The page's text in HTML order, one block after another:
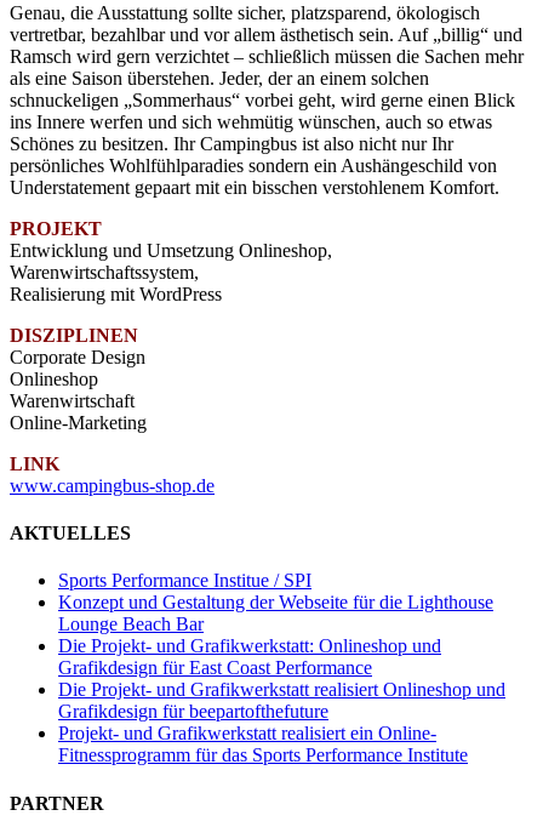
Genau, die Ausstattung sollte sicher, platzsparend, ökologisch
vertretbar, bezahlbar und vor allem ästhetisch sein. Auf „billig“ und
Ramsch wird gern verzichtet – schließlich müssen die Sachen mehr
als eine Saison überstehen. Jeder, der an einem solchen
schnuckeligen „Sommerhaus“ vorbei geht, wird gerne einen Blick
ins Innere werfen und sich wehmütig wünschen, auch so etwas
Schönes zu besitzen. Ihr Campingbus ist also nicht nur Ihr
persönliches Wohlfühlparadies sondern ein Aushängeschild von
Understatement gepaart mit ein bisschen verstohlenem Komfort.
PROJEKT
Entwicklung und Umsetzung Onlineshop,
Warenwirtschaftssystem,
Realisierung mit WordPress
DISZIPLINEN
Corporate Design
Onlineshop
Warenwirtschaft
Online-Marketing
LINK
www.campingbus-shop.de
AKTUELLES
Sports Performance Institue / SPI
Konzept und Gestaltung der Webseite für die Lighthouse
Lounge Beach Bar
Die Projekt- und Grafikwerkstatt: Onlineshop und
Grafikdesign für East Coast Performance
Die Projekt- und Grafikwerkstatt realisiert Onlineshop und
Grafikdesign für beepartofthefuture
Projekt- und Grafikwerkstatt realisiert ein Online-
Fitnessprogramm für das Sports Performance Institute
PARTNER